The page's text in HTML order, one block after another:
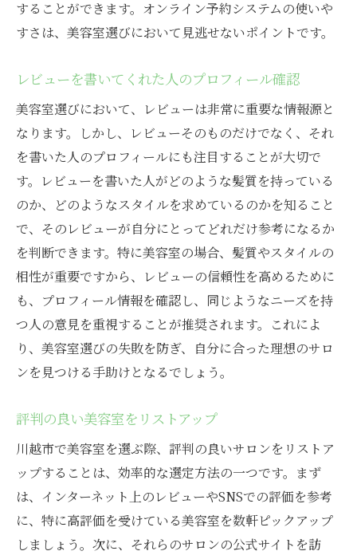
することができます。オンライン予約システムの使いや
すさは、美容室選びにおいて見逃せないポイントです。
レビューを書いてくれた人のプロフィール確認
美容室選びにおいて、レビューは非常に重要な情報源と
なります。しかし、レビューそのものだけでなく、それ
を書いた人のプロフィールにも注目することが大切で
す。レビューを書いた人がどのような髪質を持っている
のか、どのようなスタイルを求めているのかを知ること
で、そのレビューが自分にとってどれだけ参考になるか
を判断できます。特に美容室の場合、髪質やスタイルの
相性が重要ですから、レビューの信頼性を高めるために
も、プロフィール情報を確認し、同じようなニーズを持
つ人の意見を重視することが推奨されます。これによ
り、美容室選びの失敗を防ぎ、自分に合った理想のサロ
ンを見つける手助けとなるでしょう。
評判の良い美容室をリストアップ
川越市で美容室を選ぶ際、評判の良いサロンをリストア
ップすることは、効率的な選定方法の一つです。まず
は、インターネット上のレビューやSNSでの評価を参考
に、特に高評価を受けている美容室を数軒ピックアップ
しましょう。次に、それらのサロンの公式サイトを訪